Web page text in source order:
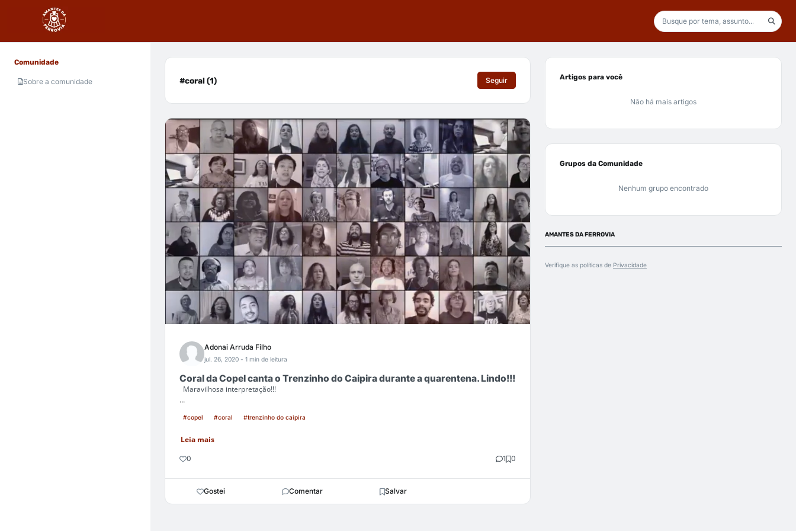
Comunidade
Sobre a comunidade #coral (1) Seguir
Adonai Arruda Filho
jul. 26, 2020 - 1 min de leitura
Coral da Copel canta o Trenzinho do Caipira durante a quarentena. Lindo!!!
Maravilhosa interpretação!!!
...
#copel #coral #trenzinho do caipira
Leia mais
0 1 0
Gostei Comentar Salvar
Artigos para você
Não há mais artigos
Grupos da Comunidade
Nenhum grupo encontrado
AMANTES DA FERROVIA
Verifique as políticas de Privacidade